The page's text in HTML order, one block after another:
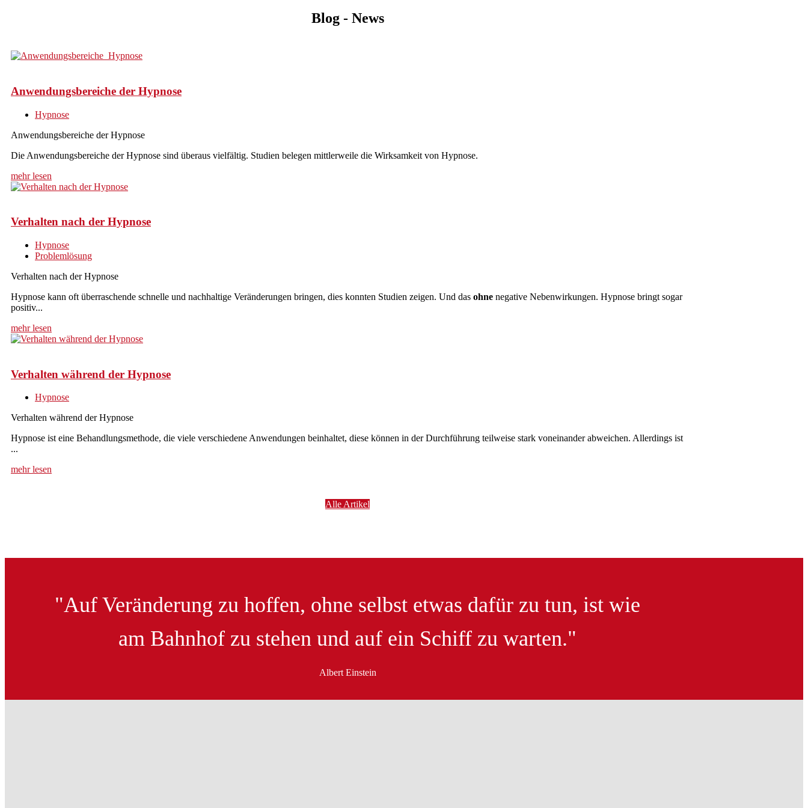
Blog - News
Anwendungsbereiche der Hypnose
Hypnose
Anwendungsbereiche der Hypnose
Die Anwendungsbereiche der Hypnose sind überaus vielfältig. Studien belegen mittlerweile die Wirksamkeit von Hypnose.
mehr lesen
Verhalten nach der Hypnose
Hypnose
Problemlösung
Verhalten nach der Hypnose
Hypnose kann oft überraschende schnelle und nachhaltige Veränderungen bringen, dies konnten Studien zeigen. Und das ohne negative Nebenwirkungen. Hypnose bringt sogar
positiv...
mehr lesen
Verhalten während der Hypnose
Hypnose
Verhalten während der Hypnose
Hypnose ist eine Behandlungsmethode, die viele verschiedene Anwendungen beinhaltet, diese können in der Durchführung teilweise stark voneinander abweichen. Allerdings ist
...
mehr lesen
Alle Artikel
"Auf Veränderung zu hoffen, ohne selbst etwas dafür zu tun, ist wie
am Bahnhof zu stehen und auf ein Schiff zu warten."
Albert Einstein